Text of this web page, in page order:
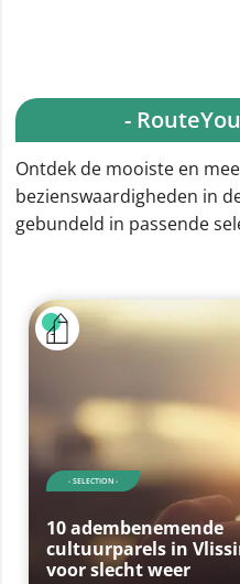
-
Ontdek de mooiste en
bezienswaardigheden in
gebundeld in passende
- SELECTION -
10 adembenemende
cultuurparels in
voor slecht weer